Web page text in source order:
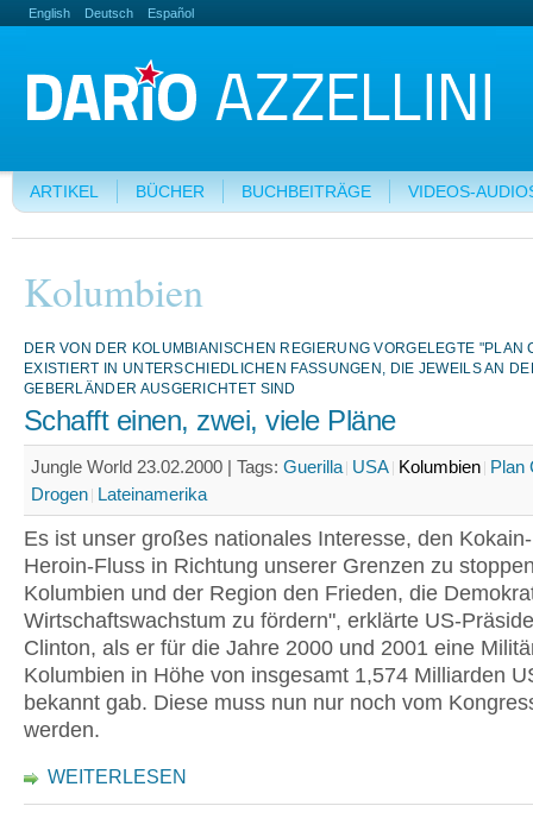
English Deutsch Español
ARTIKEL BÜCHER BUCHBEITRÄGE VIDEOS-
Kolumbien
DER VON DER KOLUMBIANISCHEN REGIERUNG VORGELEGTE "PLAN
EXISTIERT IN UNTERSCHIEDLICHEN FASSUNGEN, DIE JEWEILS AN
GEBERLÄNDER AUSGERICHTET SIND
Schafft einen, zwei, viele Pläne
Jungle World 23.02.2000 | Tags: Guerilla USA Kolumbien Plan
Drogen Lateinamerika
Es ist unser großes nationales Interesse, den
Heroin-Fluss in Richtung unserer Grenzen zu
Kolumbien und der Region den Frieden, die
Wirtschaftswachstum zu fördern", erklärte US-
Clinton, als er für die Jahre 2000 und 2001 eine
Kolumbien in Höhe von insgesamt 1,574 Milliarden
bekannt gab. Diese muss nun nur noch vom
werden.
WEITERLESEN